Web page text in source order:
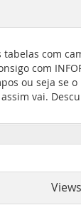
com
com
ou seja se
vai.
Views